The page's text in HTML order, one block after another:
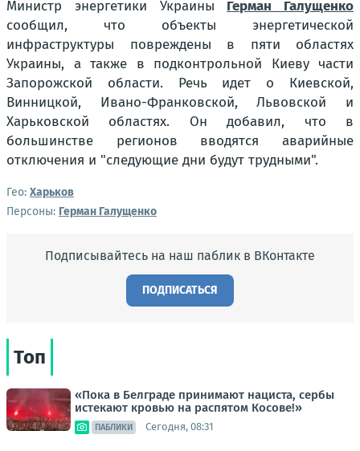
Министр энергетики Украины Герман Галущенко
сообщил, что объекты энергетической
инфраструктуры повреждены в пяти областях
Украины, а также в подконтрольной Киеву части
Запорожской области. Речь идет о Киевской,
Винницкой, Ивано-Франковской, Львовской и
Харьковской областях. Он добавил, что в
большинстве регионов вводятся аварийные
отключения и "следующие дни будут трудными".
Гео: Харьков
Персоны: Герман Галущенко
Подписывайтесь на наш паблик в ВКонтакте
ПОДПИСАТЬСЯ
Топ
«Пока в Белграде принимают нациста, сербы
истекают кровью на распятом Косове!»
ПАБЛИКИ Сегодня, 08:31